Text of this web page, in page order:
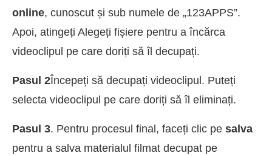
online, cunoscut și sub numele de „123APPS”.
Apoi, atingeți Alegeți fișiere pentru a încărca
videoclipul pe care doriți să îl decupați.
Pasul 2Începeți să decupați videoclipul. Puteți
selecta videoclipul pe care doriți să îl eliminați.
Pasul 3. Pentru procesul final, faceți clic pe salva
pentru a salva materialul filmat decupat pe